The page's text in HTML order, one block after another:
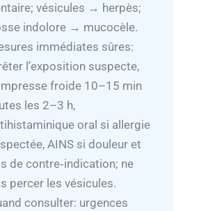
vésicules → herpès;
indolore → mucocèle.
immédiates sûres:
l’exposition suspecte,
froide 10–15 min
les 2–3 h,
oral si allergie
AINS si douleur et
de contre‑indication; ne
percer les vésicules.
consulter: urgences